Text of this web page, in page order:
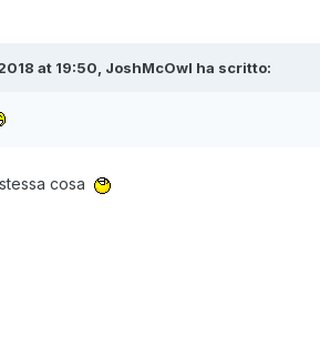
at 19:50, JoshMcOwl ha scritto:
cosa